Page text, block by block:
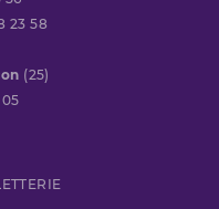
23 58
(25)
05